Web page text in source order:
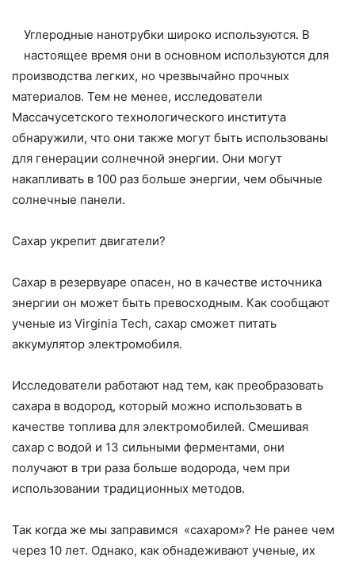
Углеродные нанотрубки широко используются. В
настоящее время они в основном используются для
производства легких, но чрезвычайно прочных
материалов. Тем не менее, исследователи
Массачусетского технологического института
обнаружили, что они также могут быть использованы
для генерации солнечной энергии. Они могут
накапливать в 100 раз больше энергии, чем обычные
солнечные панели.
Сахар укрепит двигатели?
Сахар в резервуаре опасен, но в качестве источника
энергии он может быть превосходным. Как сообщают
ученые из Virginia Tech, сахар сможет питать
аккумулятор электромобиля.
Исследователи работают над тем, как преобразовать
сахара в водород, который можно использовать в
качестве топлива для электромобилей. Смешивая
сахар с водой и 13 сильными ферментами, они
получают в три раза больше водорода, чем при
использовании традиционных методов.
Так когда же мы заправимся «сахаром»? Не ранее чем
через 10 лет. Однако, как обнадеживают ученые, их